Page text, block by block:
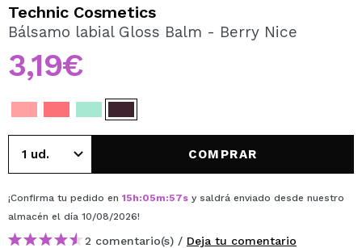
Al crear una cuenta en Maquillalia.com podrás realizar
tus compras rápidamente, revisar el estado de tus
pedidos y consultar tus operaciones anteriores.
CREAR CUENTA
Technic Cosmetics
Bálsamo labial Gloss Balm - Berry Nice
3,19€
COMPRAR
¡Confirma tu pedido en 15h:05m:57s y saldrá enviado desde nuestro
almacén el día 10/08/2026!
2 comentario(s) / Deja tu comentario